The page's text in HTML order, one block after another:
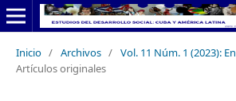
Inicio / Archivos / Vol. 11 Núm. 1 (2023):
Artículos originales